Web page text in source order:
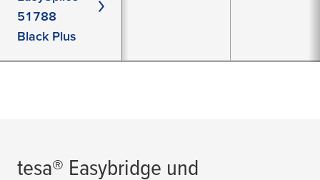
51788
Black Plus
tesa® Easybridge und